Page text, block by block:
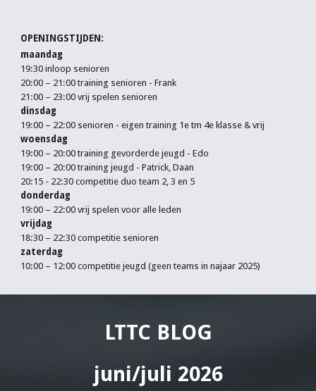
OPENINGSTIJDEN:
maandag
19:30 inloop senioren
20:00 – 21:00 training senioren - Frank
21:00 – 23:00 vrij spelen senioren
dinsdag
19:00 – 22:00 senioren - eigen training 1e tm 4e klasse & vrij
woensdag
19:00 – 20:00 training gevorderde jeugd - Edo
19:00 – 20:00 training jeugd - Patrick, Daan
20:15 - 22:30 competitie duo team 2, 3 en 5
donderdag
19:00 – 22:00 vrij spelen voor alle leden
vrijdag
18:30 – 22:30 competitie senioren
zaterdag
10:00 – 12:00 competitie jeugd (geen teams in najaar 2025)
LTTC BLOG
juni/juli 2026